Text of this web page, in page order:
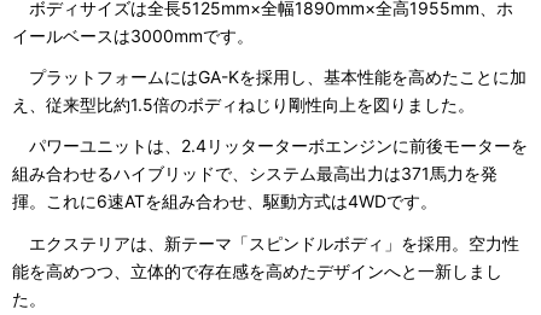
ボディサイズは全長5125mm×全幅1890mm×全高1955mm、ホ
イールベースは3000mmです。
プラットフォームにはGA-Kを採用し、基本性能を高めたことに加
え、従来型比約1.5倍のボディねじり剛性向上を図りました。
パワーユニットは、2.4リッターターボエンジンに前後モーターを
組み合わせるハイブリッドで、システム最高出力は371馬力を発
揮。これに6速ATを組み合わせ、駆動方式は4WDです。
エクステリアは、新テーマ「スピンドルボディ」を採用。空力性
能を高めつつ、立体的で存在感を高めたデザインへと一新しまし
た。